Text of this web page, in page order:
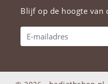
Blijf op de hoogte van